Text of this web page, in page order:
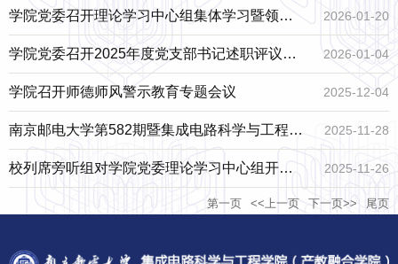
学院党委召开理论学习中心组集体学习暨领导
班子民主生活会会前专题学习会
2026-01-20
学院党委召开2025年度党支部书记述职评议汇
报会
2026-01-04
学院召开师德师风警示教育专题会议 2025-12-04
南京邮电大学第582期暨集成电路科学与工程学
院（产教融合学院）第6期入党积极分子党校培
2025-11-28
校列席旁听组对学院党委理论学习中心组开展 2025-11-26
第一页 <<上一页 下一页>> 尾页